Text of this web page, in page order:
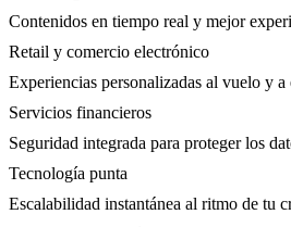
Contenidos en tiempo real y mejor
Retail y comercio electrónico
Experiencias personalizadas al vuelo y a
Servicios financieros
Seguridad integrada para proteger los
Tecnología punta
Escalabilidad instantánea al ritmo de tu